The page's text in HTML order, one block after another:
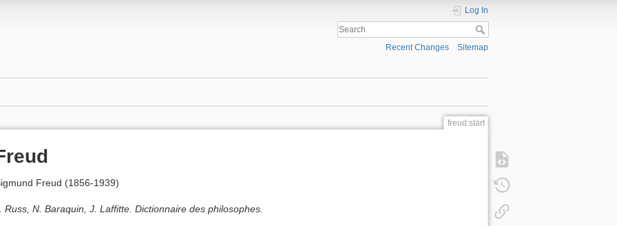
Log In
Recent Changes Sitemap
freud:start
Freud (1856-1939)
Russ, N. Baraquin, J. Laffitte. Dictionnaire des philosophes.